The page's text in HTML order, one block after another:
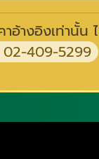
าอ้างอิงเท่านั้
02-409-5299